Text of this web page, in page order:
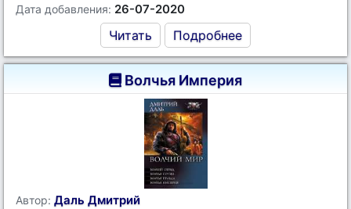
Дата добавления: 26-07-2020
Читать Подробнее
Волчья Империя
Автор: Даль Дмитрий